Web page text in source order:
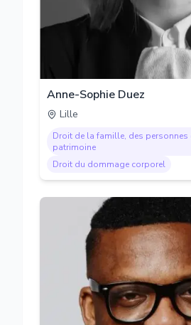
Anne-Sophie Duez
Lille
Droit de la famille, des personnes
patrimoine
Droit du dommage corporel